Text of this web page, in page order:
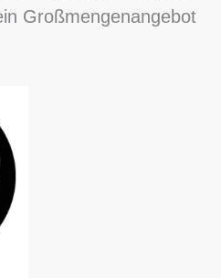
Großmengenangebot